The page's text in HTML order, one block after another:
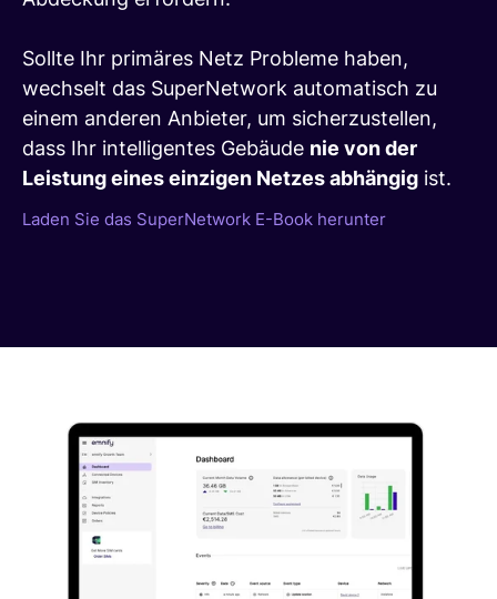
Sollte Ihr primäres Netz Probleme haben,
wechselt das SuperNetwork automatisch zu
einem anderen Anbieter, um sicherzustellen,
dass Ihr intelligentes Gebäude nie von der
Leistung eines einzigen Netzes abhängig ist.
Laden Sie das SuperNetwork E-Book herunter